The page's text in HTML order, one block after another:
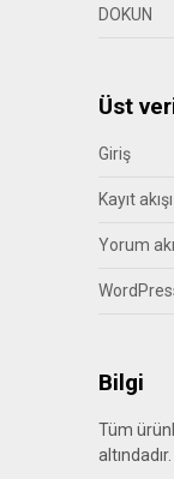
DOKUN
Üst
Giriş
Kayıt akışı
Yorum
Bilgi
Tüm
altındadır.